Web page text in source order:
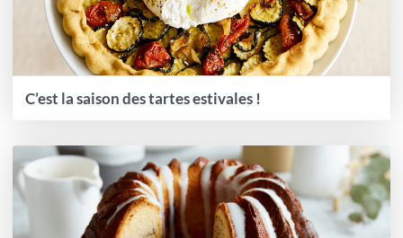
C’est la saison des tartes estivales !